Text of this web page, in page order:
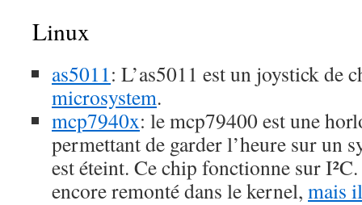
Linux
as5011: L’as5011 est un joystick de
microsystem.
mcp7940x: le mcp79400 est une
permettant de garder l’heure sur un
est éteint. Ce chip fonctionne sur
encore remonté dans le kernel, mais